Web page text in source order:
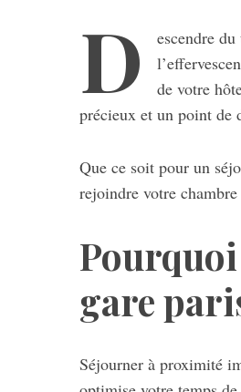
D
escendre
de votre
précieux et un point de
Que ce soit pour un
rejoindre votre
gare
Séjourner à proximité
S
r
c
h
f